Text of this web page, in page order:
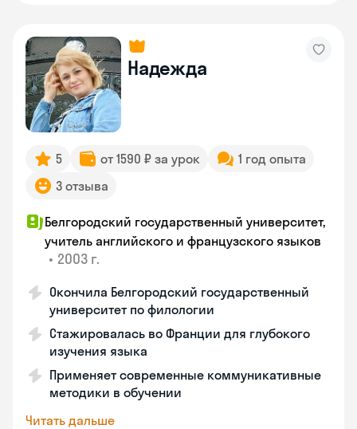
Надежда
5 от 1590 ₽ за урок
1 год опыта
3 отзыва
Белгородский государственный университет,
учитель английского и французского языков
• 2003 г.
Окончила Белгородский государственный
университет по филологии
Стажировалась во Франции для глубокого
изучения языка
Применяет современные коммуникативные
методики в обучении
Читать дальше